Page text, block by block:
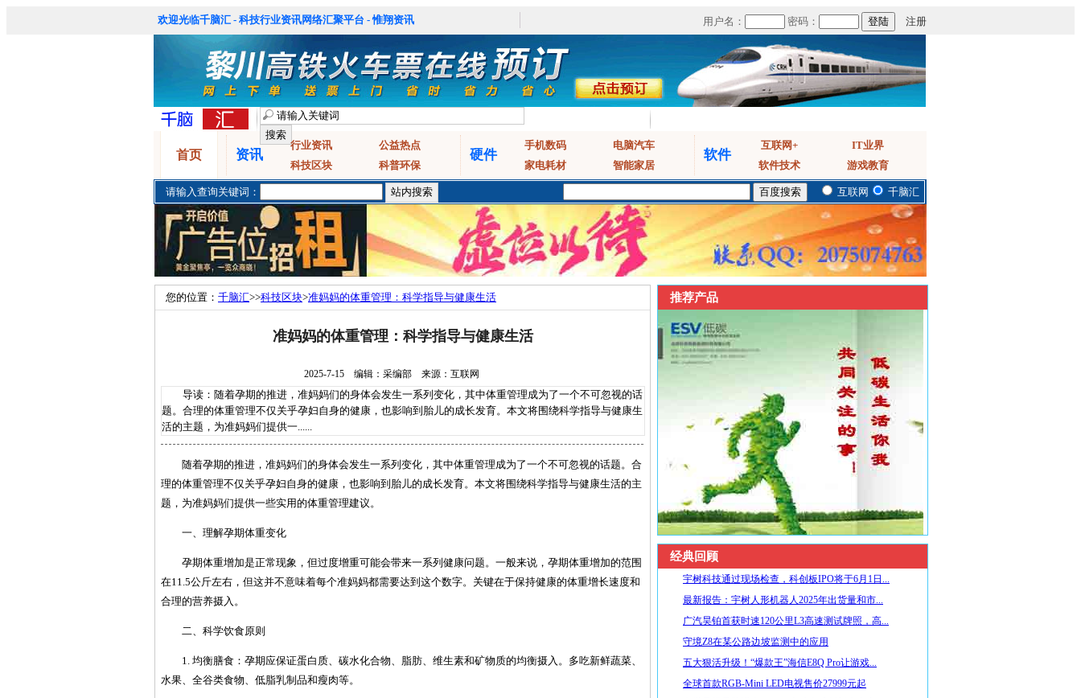
欢迎光临千脑汇 - 科技行业资讯网络汇聚平台 - 惟翔资讯 用户名： 密码： 注册
首页 资讯
行业资讯
公益热点
科技区块
科普环保
硬件
手机数码
电脑汽车
家电耗材
智能家居
软件
互联网+
IT业界
软件技术
游戏教育
请输入查询关键词： 互联网 千脑汇
您的位置： 千脑汇>>科技区块>准妈妈的体重管理：科学指导与健康生活
准妈妈的体重管理：科学指导与健康生活
2025-7-15 编辑：采编部 来源：互联网
导读：随着孕期的推进，准妈妈们的身体会发生一系列变化，其中体重管理成为了一个不可忽视的话
题。合理的体重管理不仅关乎孕妇自身的健康，也影响到胎儿的成长发育。本文将围绕科学指导与健康生
活的主题，为准妈妈们提供一......
随着孕期的推进，准妈妈们的身体会发生一系列变化，其中体重管理成为了一个不可忽视的话题。合
理的体重管理不仅关乎孕妇自身的健康，也影响到胎儿的成长发育。本文将围绕科学指导与健康生活的主
题，为准妈妈们提供一些实用的体重管理建议。
一、理解孕期体重变化
孕期体重增加是正常现象，但过度增重可能会带来一系列健康问题。一般来说，孕期体重增加的范围
在11.5公斤左右，但这并不意味着每个准妈妈都需要达到这个数字。关键在于保持健康的体重增长速度和
合理的营养摄入。
二、科学饮食原则
1. 均衡膳食：孕期应保证蛋白质、碳水化合物、脂肪、维生素和矿物质的均衡摄入。多吃新鲜蔬菜、
水果、全谷类食物、低脂乳制品和瘦肉等。
推荐产品
经典回顾
宇树科技通过现场检查，科创板IPO将于6月1日...
最新报告：宇树人形机器人2025年出货量和市...
广汽昊铂首获时速120公里L3高速测试牌照，高...
守境Z8在某公路边坡监测中的应用
五大狠活升级！“爆款王”海信E8Q Pro让游戏...
全球首款RGB-Mini LED电视售价27999元起